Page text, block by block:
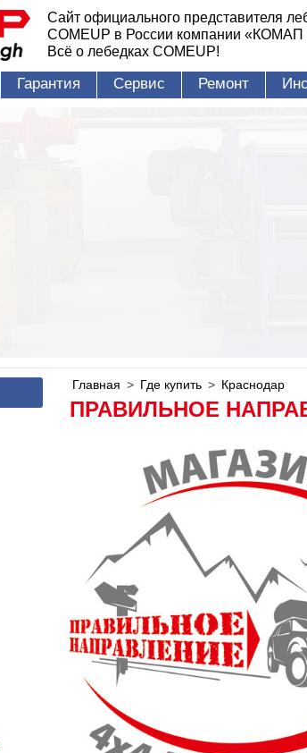
Сайт официального представителя
COMEUP в России компании
Всё о лебедках COMEUP!
Гарантия Сервис Ремонт
Главная > Где купить > Краснодар
ПРАВИЛЬНОЕ